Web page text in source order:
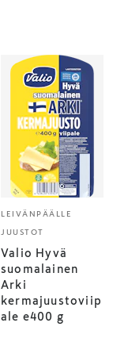
LEIVÄNPÄÄLLE
JUUSTOT
Valio Hyvä
suomalainen
Arki
kermajuustoviip
ale e400 g